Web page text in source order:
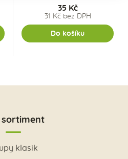
35 Kč
31 Kč bez DPH
Do košíku
sortiment
klasik